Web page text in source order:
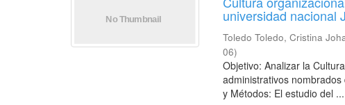
universidad nacional
Toledo Toledo, Cristina
06)
Objetivo: Analizar la
administrativos
y Métodos: El estudio del ...